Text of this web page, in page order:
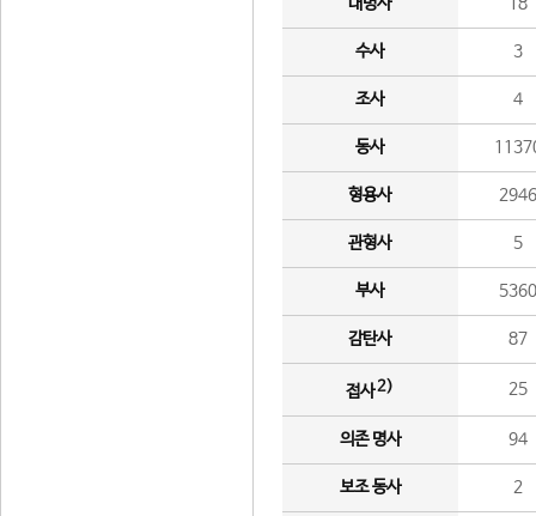
수사 3
조사 4
동사
형용사 2946
관형사 5
부사 5360
감탄사 87
접사2) 25
의존 명사 94
보조 동사 2